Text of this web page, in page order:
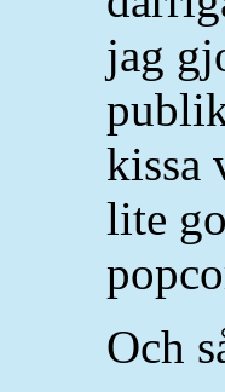
jag
kissa
lite
Och